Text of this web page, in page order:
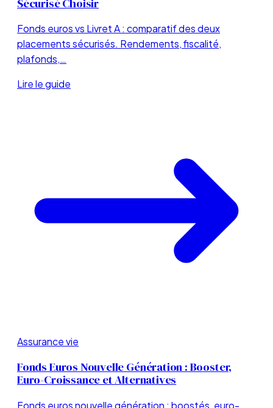
Sécurisé Choisir
Fonds euros vs Livret A : comparatif des deux
placements sécurisés. Rendements, fiscalité,
plafonds,…
Lire le guide
Assurance vie
Fonds Euros Nouvelle Génération : Booster,
Euro-Croissance et Alternatives
Fonds euros nouvelle génération : boostés, euro-